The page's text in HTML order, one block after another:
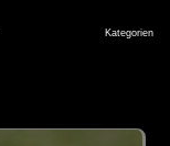
Kategorien